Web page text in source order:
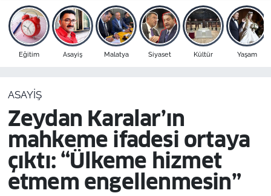
Eğitim Asayiş Malatya Siyaset Kültür Yaşam
ASAYIŞ
Zeydan Karalar’ın
mahkeme ifadesi ortaya
çıktı: “Ülkeme hizmet
etmem engellenmesin”
Dünya
Bölge
Resmi İlanlar
Malatya Trafik Yoğunluk Haritası
Süper Lig Puan Durumu ve Fikstür
Son Dakika Haberleri
Haber Arşivi